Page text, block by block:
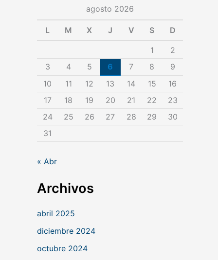
agosto 2026
L M X J V S D
1
2
3
4 5 6 7 8
9
10
11 12 13 14 15
16
17
18 19 20 21 22
23
24
25 26 27 28 29
30
31
« Abr
Archivos
abril 2025
diciembre 2024
octubre 2024